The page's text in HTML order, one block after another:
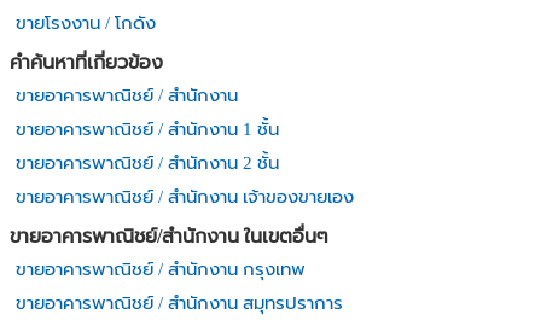
ขายโรงงาน / โกดัง
คำค้นหาที่เกี่ยวข้อง
ขายอาคารพาณิชย์ / สำนักงาน
ขายอาคารพาณิชย์ / สำนักงาน 1 ชั้น
ขายอาคารพาณิชย์ / สำนักงาน 2 ชั้น
ขายอาคารพาณิชย์ / สำนักงาน เจ้าของขายเอง
ขายอาคารพาณิชย์/สำนักงาน ในเขตอื่นๆ
ขายอาคารพาณิชย์ / สำนักงาน กรุงเทพ
ขายอาคารพาณิชย์ / สำนักงาน สมุทรปราการ